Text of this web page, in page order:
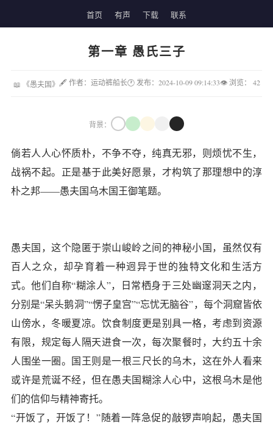
首页 有声 下载 联系
第一章 愚氏三子
📖 《愚夫国》 🖋 作者：运动裤船长🕐 发布：2024-10-09 09:14:33👁 浏览： 42
背景：
倘若人人心怀质朴，不争不夺，纯真无邪，则烦忧不生，
战祸不起。正是基于此美好愿景，才构筑了那理想中的淳
朴之邦——愚夫国乌木国王御笔题。
愚夫国，这个隐匿于崇山峻岭之间的神秘小国，虽然仅有
百人之众，却孕育着一种迥异于世的独特文化和生活方
式。他们自称“糊涂人”，日常栖身于三处幽邃洞天之内，
分别是“呆头鹅洞”“愣子皇宫”“忘忧无脑谷”，每个洞窟皆依
山傍水，冬暖夏凉。饮食制度更是别具一格，考虑到资源
有限，规定每人隔天进食一次，每次聚餐时，大约五十余
人围坐一圈。国王则是一根三尺长的乌木，这在外人看来
或许是荒诞不经，但在愚夫国糊涂人心中，这根乌木是他
们的信仰与精神寄托。
“开饭了，开饭了！”随着一阵急促的敲锣声响起，愚夫国